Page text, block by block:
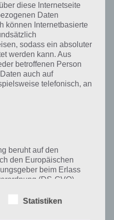
weiteren Informationen parat!
Teilen auf Facebook
auf Touchportal
diese Internetseite
Daten
können Internetbasierte
sodass ein absoluter
werden kann. Aus
betroffenen Person
auch auf
telefonisch, an
beruht auf den
den Europäischen
beim Erlass
(DS-GVO)
als auch für
Statistiken